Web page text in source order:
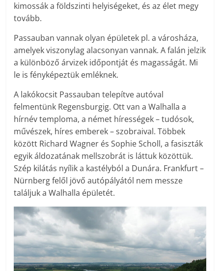
kimossák a földszinti helyiségeket, és az élet megy
tovább.
Passauban vannak olyan épületek pl. a városháza,
amelyek viszonylag alacsonyan vannak. A falán jelzik
a különböző árvizek időpontját és magasságát. Mi
le is fényképeztük emléknek.
A lakókocsit Passauban telepítve autóval
felmentünk Regensburgig. Ott van a Walhalla a
hírnév temploma, a német hírességek – tudósok,
művészek, híres emberek – szobraival. Többek
között Richard Wagner és Sophie Scholl, a fasiszták
egyik áldozatának mellszobrát is láttuk közöttük.
Szép kilátás nyílik a kastélyból a Dunára. Frankfurt –
Nürnberg felől jövő autópályától nem messze
találjuk a Walhalla épületét.